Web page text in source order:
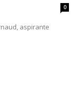
0
aspirante